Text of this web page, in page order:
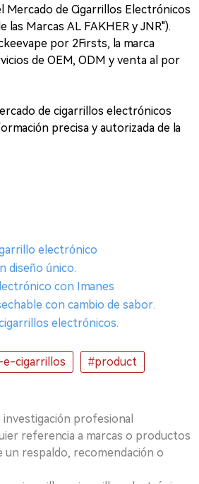
Mercado de Cigarrillos Electrónicos
las Marcas AL FAKHER y JNR").
por 2Firsts, la marca
de OEM, ODM y venta al por
de cigarrillos electrónicos
precisa y autorizada de la
electrónico
diseño único.
con Imanes
con cambio de sabor.
electrónicos.
e-cigarrillos #product
profesional
referencia a marcas o productos
respaldo, recomendación o